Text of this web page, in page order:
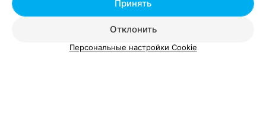
Отклонить
Принять
Персональные настройки Cookie